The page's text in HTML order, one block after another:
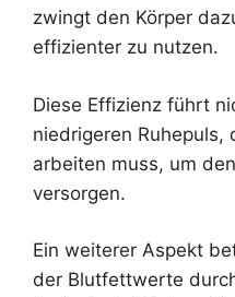
zwingt den Körper
effizienter zu nutzen.
Diese Effizienz führt
niedrigeren Ruhepuls,
arbeiten muss, um
versorgen.
Ein weiterer Aspekt
der Blutfettwerte